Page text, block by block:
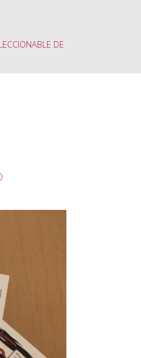
DE